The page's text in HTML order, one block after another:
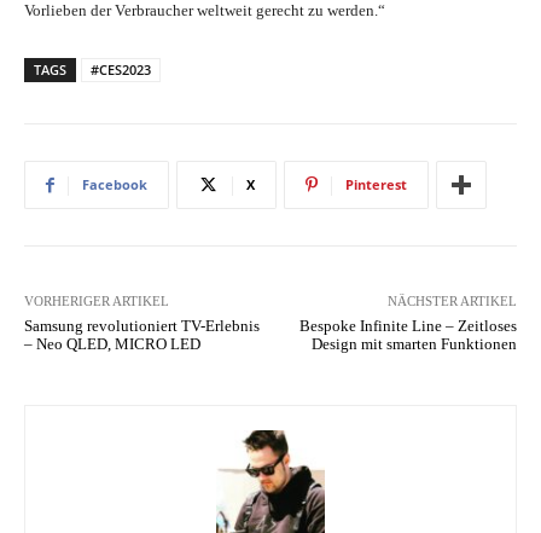
Vorlieben der Verbraucher weltweit gerecht zu werden.“
TAGS #CES2023
Facebook X Pinterest
VORHERIGER ARTIKEL
Samsung revolutioniert TV-Erlebnis
– Neo QLED, MICRO LED
NÄCHSTER ARTIKEL
Bespoke Infinite Line – Zeitloses
Design mit smarten Funktionen